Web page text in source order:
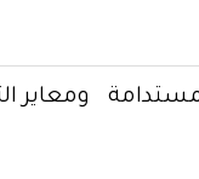
ومعاير